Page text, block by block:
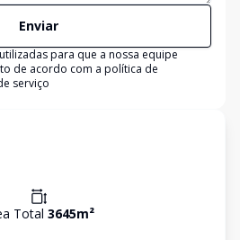
Enviar
para que a nossa equipe
de acordo com a política de
serviço
Total 3645m²